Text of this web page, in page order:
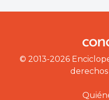
© 2013-2026
derechos